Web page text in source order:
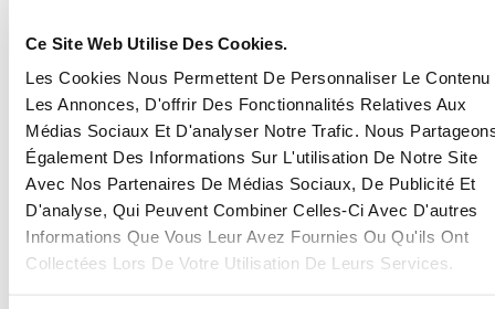
Ce Site Web Utilise Des Cookies.
Les Cookies Nous Permettent De Personnaliser Le Contenu
Les Annonces, D'offrir Des Fonctionnalités Relatives Aux
Médias Sociaux Et D'analyser Notre Trafic. Nous
Également Des Informations Sur L'utilisation De Notre Site
Avec Nos Partenaires De Médias Sociaux, De Publicité Et
D'analyse, Qui Peuvent Combiner Celles-Ci Avec D'autres
Informations Que Vous Leur Avez Fournies Ou Qu'ils Ont
Collectées Lors De Votre Utilisation De Leurs Services.
Chiffres clés : depuis 20 ans, nous qualifions plus de
250 fournisseurs par an dans 8 pays en Asie et
ailleurs.
FAQ
1. Comment vérifier qu’un fournisseur asiatique dit
vrai sur ses certifications et capacités ?
Les documents seuls ne suffisent pas : certains